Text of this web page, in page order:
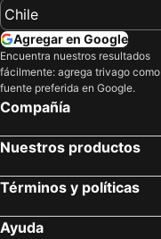
Agregar en Google
Encuentra nuestros resultados
fácilmente: agrega trivago como
fuente preferida en Google.
Compañía
Nuestros productos
Términos y políticas
Ayuda